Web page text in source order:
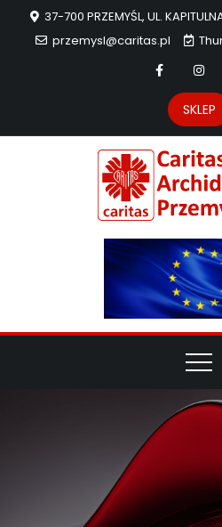
37-700 PRZEMYŚL, UL.
przemysl@caritas.pl
SKLEP